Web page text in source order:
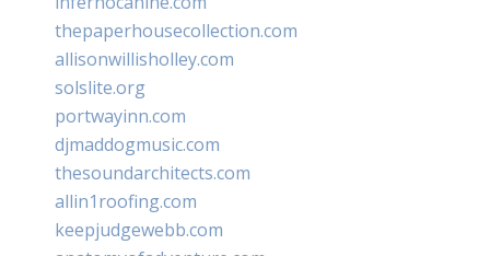
thepaperhousecollection.com
allisonwillisholley.com
solslite.org
portwayinn.com
djmaddogmusic.com
thesoundarchitects.com
allin1roofing.com
keepjudgewebb.com